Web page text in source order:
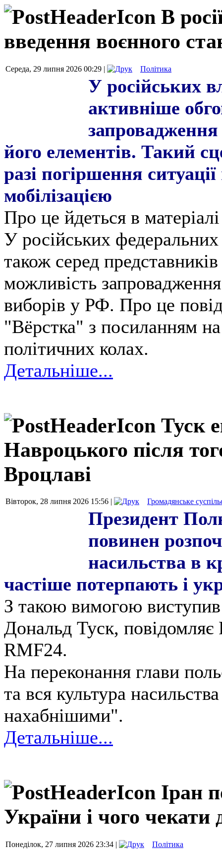
В
введення воєнного
Середа, 29 липня 2026 00:29 | Політика
У російських
активніше
його елементів. Такий
разі погіршення
мобілізацією
Про це йдеться в
У російських
також серед
можливість
виборів у РФ. Про це
"Вёрстка" з посиланням
політичних колах.
Детальніше...
Туск
Навроцького після
Вроцлаві
Вівторок, 28 липня 2026 15:56 | Громадянське
Президент
повинен
насильства в
частіше потерпають і
З такою вимогою
Дональд Туск,
RMF24.
На переконання глави
та вся культура
нахабнішими".
Детальніше...
Іран
України і чого чекати
Понеділок, 27 липня 2026 23:34 | Політика